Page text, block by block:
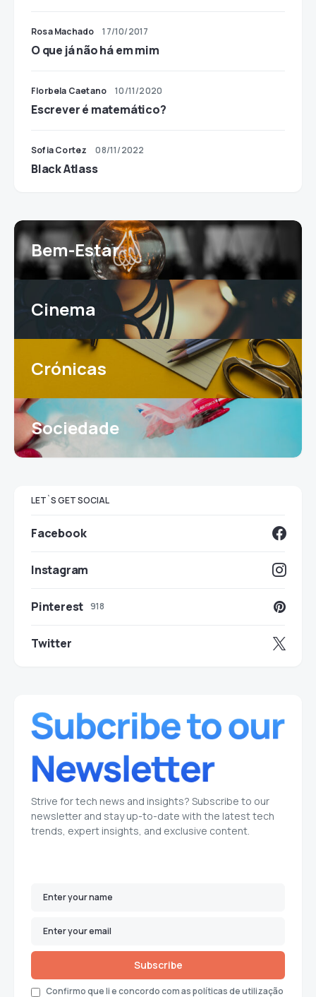
Rosa Machado 17/10/2017
O que já não há em mim
Florbela Caetano 10/11/2020
Escrever é matemático?
Sofia Cortez 08/11/2022
Black Atlass
Bem-Estar
Cinema
Crónicas
Sociedade
LET`S GET SOCIAL
Facebook
Instagram
Pinterest 918
Twitter
Strive for tech news and insights? Subscribe to our
newsletter and stay up-to-date with the latest tech
trends, expert insights, and exclusive content.
Subscribe
Confirmo que li e concordo com as políticas de utilização